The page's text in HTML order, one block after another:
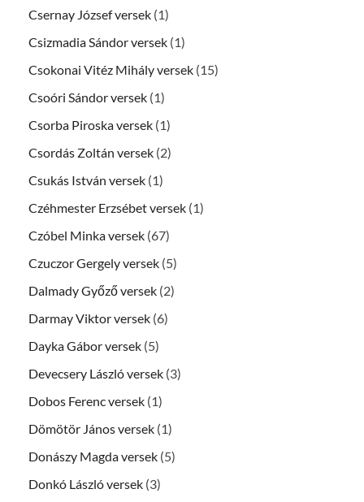
Csernay József versek (1)
Csizmadia Sándor versek (1)
Csokonai Vitéz Mihály versek (15)
Csoóri Sándor versek (1)
Csorba Piroska versek (1)
Csordás Zoltán versek (2)
Csukás István versek (1)
Czéhmester Erzsébet versek (1)
Czóbel Minka versek (67)
Czuczor Gergely versek (5)
Dalmady Győző versek (2)
Darmay Viktor versek (6)
Dayka Gábor versek (5)
Devecsery László versek (3)
Dobos Ferenc versek (1)
Dömötör János versek (1)
Donászy Magda versek (5)
Donkó László versek (3)